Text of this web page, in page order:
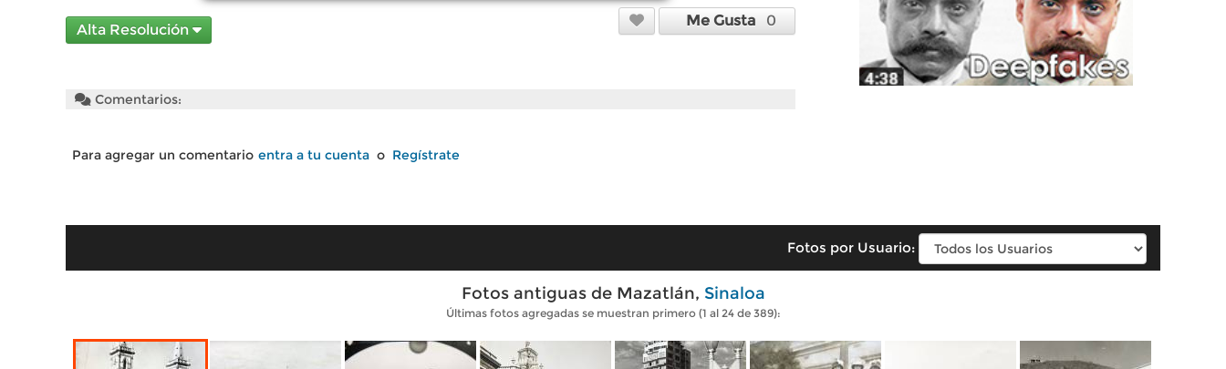
Alta Resolución
Me Gusta 0
Comentarios:
Para agregar un comentario entra a tu cuenta o Regístrate
Fotos por Usuario:
Fotos antiguas de Mazatlán, Sinaloa
Últimas fotos agregadas se muestran primero (1 al 24 de 389):